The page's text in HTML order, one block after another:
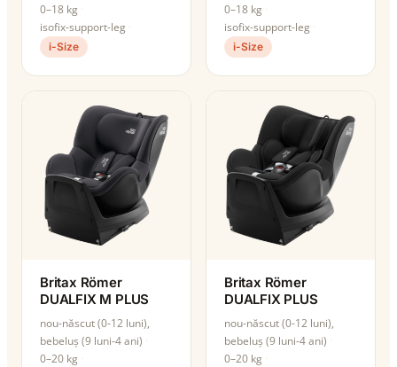
0–18 kg
isofix-support-leg
i-Size
0–18 kg
isofix-support-leg
i-Size
Britax Römer
DUALFIX M PLUS
nou-născut (0-12 luni),
bebeluș (9 luni-4 ani)
0–20 kg
Britax Römer
DUALFIX PLUS
nou-născut (0-12 luni),
bebeluș (9 luni-4 ani)
0–20 kg